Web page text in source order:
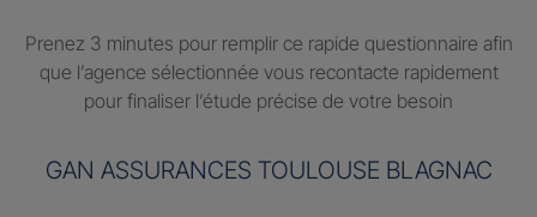
Prenez 3 minutes pour remplir ce rapide questionnaire afin
que l’agence sélectionnée vous recontacte rapidement
pour finaliser l’étude précise de votre besoin
GAN ASSURANCES TOULOUSE BLAGNAC